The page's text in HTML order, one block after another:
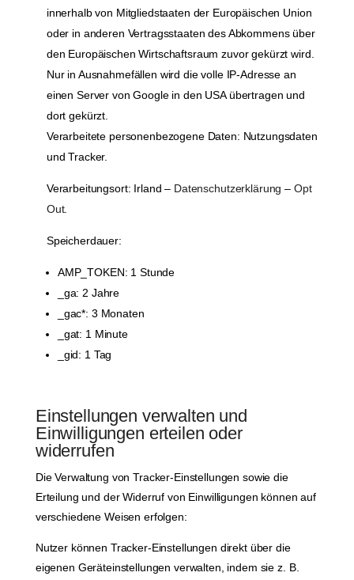
innerhalb von Mitgliedstaaten der Europäischen Union
oder in anderen Vertragsstaaten des Abkommens über
den Europäischen Wirtschaftsraum zuvor gekürzt wird.
Nur in Ausnahmefällen wird die volle IP-Adresse an
einen Server von Google in den USA übertragen und
dort gekürzt.
Verarbeitete personenbezogene Daten: Nutzungsdaten
und Tracker.
Verarbeitungsort: Irland – Datenschutzerklärung – Opt
Out.
Speicherdauer:
AMP_TOKEN: 1 Stunde
_ga: 2 Jahre
_gac*: 3 Monaten
_gat: 1 Minute
_gid: 1 Tag
Einstellungen verwalten und
Einwilligungen erteilen oder
widerrufen
Die Verwaltung von Tracker-Einstellungen sowie die
Erteilung und der Widerruf von Einwilligungen können auf
verschiedene Weisen erfolgen:
Nutzer können Tracker-Einstellungen direkt über die
eigenen Geräteinstellungen verwalten, indem sie z. B.